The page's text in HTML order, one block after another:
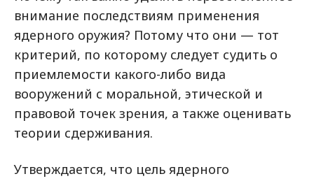
внимание последствиям применения
ядерного оружия? Потому что они — тот
критерий, по которому следует судить о
приемлемости какого-либо вида
вооружений с моральной, этической и
правовой точек зрения, а также оценивать
теории сдерживания.
Утверждается, что цель ядерного